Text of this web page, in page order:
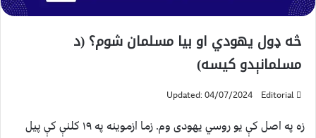
څه ډول يهودي او بيا مسلمان شوم؟ (د
مسلمانېدو کیسه)
Editorial
Updated: 04/07/2024
زه په اصل کې یو روسي یهودی وم. زما ازموینه په ۱۹ کلنې کې پیل